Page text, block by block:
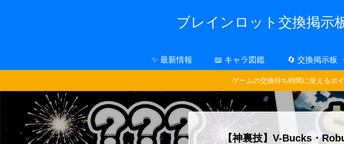
ブレインロット交換掲示
✨ 最新情報 📖 キャラ図鑑 🔄 交換掲示板
ゲームの交換待ち時間に使えるポ
【神裏技】V-Bucks・